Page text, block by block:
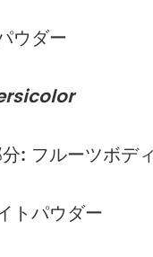
ウダー
: フルーツボディ
トパウダー